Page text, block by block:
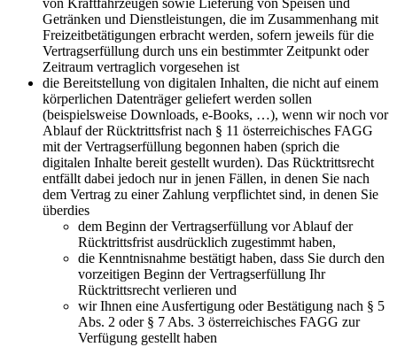
von Kraftfahrzeugen sowie Lieferung von Speisen und
Getränken und Dienstleistungen, die im Zusammenhang mit
Freizeitbetätigungen erbracht werden, sofern jeweils für die
Vertragserfüllung durch uns ein bestimmter Zeitpunkt oder
Zeitraum vertraglich vorgesehen ist
die Bereitstellung von digitalen Inhalten, die nicht auf einem
körperlichen Datenträger geliefert werden sollen
(beispielsweise Downloads, e-Books, …), wenn wir noch vor
Ablauf der Rücktrittsfrist nach § 11 österreichisches FAGG
mit der Vertragserfüllung begonnen haben (sprich die
digitalen Inhalte bereit gestellt wurden). Das Rücktrittsrecht
entfällt dabei jedoch nur in jenen Fällen, in denen Sie nach
dem Vertrag zu einer Zahlung verpflichtet sind, in denen Sie
überdies
dem Beginn der Vertragserfüllung vor Ablauf der
Rücktrittsfrist ausdrücklich zugestimmt haben,
die Kenntnisnahme bestätigt haben, dass Sie durch den
vorzeitigen Beginn der Vertragserfüllung Ihr
Rücktrittsrecht verlieren und
wir Ihnen eine Ausfertigung oder Bestätigung nach § 5
Abs. 2 oder § 7 Abs. 3 österreichisches FAGG zur
Verfügung gestellt haben